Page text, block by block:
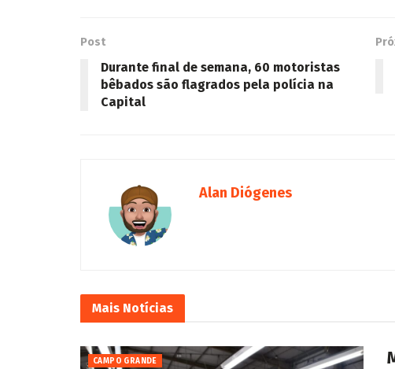
Post
Durante final de semana, 60 motoristas
bêbados são flagrados pela polícia na
Capital
Alan Diógenes
Mais Notícias
CAMPO GRANDE